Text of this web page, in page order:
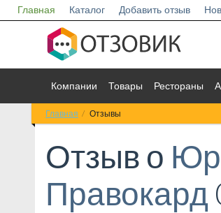
Главная Каталог Добавить отзыв
Компании Товары Рестораны
Главная Отзывы
Отзыв о
Правокард